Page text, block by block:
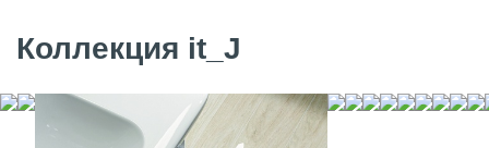
Коллекция it_J